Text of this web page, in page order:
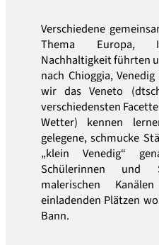
Verschiedene
Thema Europa,
Nachhaltigkeit führten
nach Chioggia,
wir das Veneto
verschiedensten
Wetter) kennen
gelegene, schmucke
„klein Venedig“
Schülerinnen und
malerischen
einladenden Plätzen
Bann.